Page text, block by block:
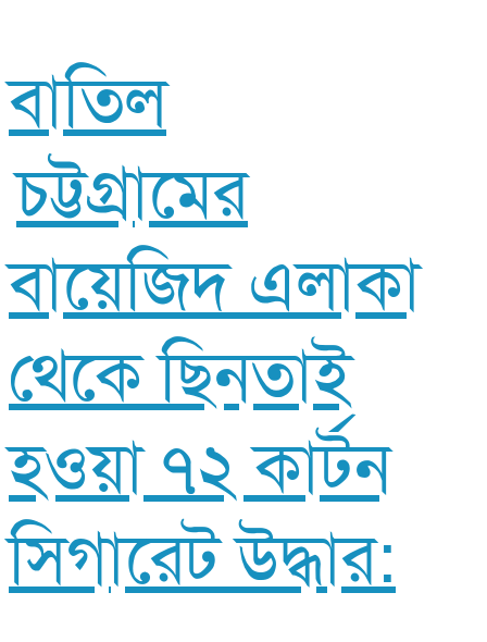
বাতিল
চট্টগ্রামের
বায়েজিদ এলাকা
থেকে ছিনতাই
হওয়া ৭২ কার্টন
সিগারেট উদ্ধার: